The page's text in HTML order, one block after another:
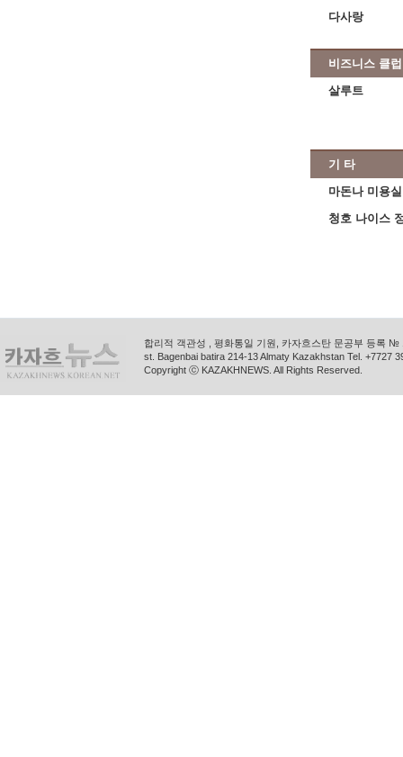
다사랑
비즈니스 클럽
살루트
기 타
마돈나 미용실
청호 나이스
합리적 객관성 , 평화통일 기원, 카자흐스탄 문공부 등록
st. Bagenbai batira 214-13 Almaty Kazakhstan Tel. +7727
Copyright ⓒ KAZAKHNEWS. All Rights Reserved.